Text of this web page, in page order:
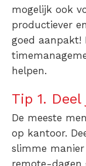
mogelijk ook
productiever
goed aanpakt!
helpen.
Tip 1.
De meeste
op kantoor.
slimme
remote-dagen